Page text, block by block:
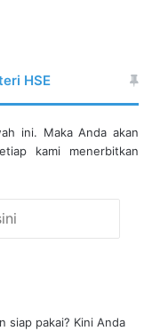
HSE
ini. Maka Anda akan
kami menerbitkan
siap pakai? Kini Anda